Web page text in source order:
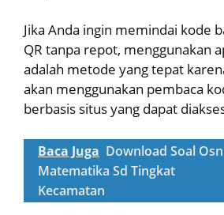
Jika Anda ingin memindai kode
QR tanpa repot, menggunakan
adalah metode yang tepat
akan menggunakan pembaca
berbasis situs yang dapat
Baca Juga Download Soal Osn
Matematika Sd Tingkat
Kecamatan